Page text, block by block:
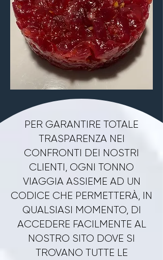
mantenendo le proprietà
organolettiche (colore e sapore)
invariate nel tempo.Ad ogni modo
pur ottenendo già un ottimo
risultato, in quanto a qualità del
prodotto, il nostro lavoro di ricerca
per migliorare ulteriormente non si
ferma mai così da garantire e
proporre al mercato sempre un
prodotto di massima eccellenza.
PER GARANTIRE TOTALE
TRASPARENZA NEI
CONFRONTI DEI NOSTRI
CLIENTI, OGNI TONNO
VIAGGIA ASSIEME AD UN
CODICE CHE PERMETTERÀ, IN
QUALSIASI MOMENTO, DI
ACCEDERE FACILMENTE AL
NOSTRO SITO DOVE SI
TROVANO TUTTE LE